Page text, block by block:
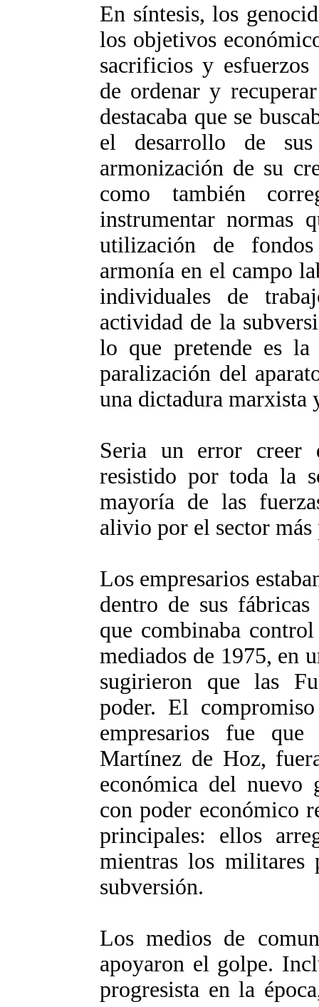
En síntesis, los
los objetivos
sacrificios y esfuerzos
de ordenar y
destacaba que se
el desarrollo de
armonización de su
como también
instrumentar normas
utilización de
armonía en el campo
individuales de
actividad de la
lo que pretende es
paralización del
una dictadura marxista
Seria un error creer
resistido por toda la
mayoría de las
alivio por el sector más
Los empresarios
dentro de sus
que combinaba
mediados de 1975, en
sugirieron que las
poder. El
empresarios fue
Martínez de Hoz,
económica del nuevo
con poder económico
principales: ellos
mientras los militares
subversión.
Los medios de
apoyaron el golpe.
progresista en la